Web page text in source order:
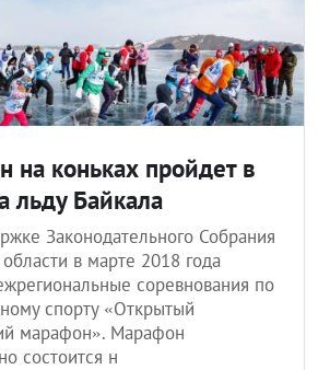
на коньках пройдет в
льду Байкала
Законодательного Собрания
в марте 2018 года
соревнования по
спорту «Открытый
марафон». Марафон
состоится н